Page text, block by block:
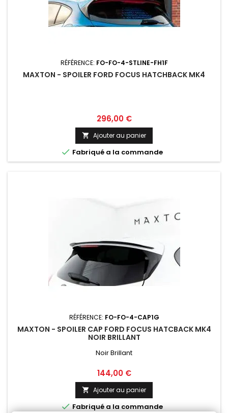
RÉFÉRENCE: FO-FO-4-STLINE-FH1F
MAXTON - SPOILER FORD FOCUS HATCHBACK MK4
Prix
296,00 €
 Ajouter au panier
 Fabriqué a la commande
RÉFÉRENCE: FO-FO-4-CAP1G
MAXTON - SPOILER CAP FORD FOCUS HATCBACK MK4
NOIR BRILLANT
Noir Brillant
Prix
144,00 €
 Ajouter au panier
Fabriqué a la commande